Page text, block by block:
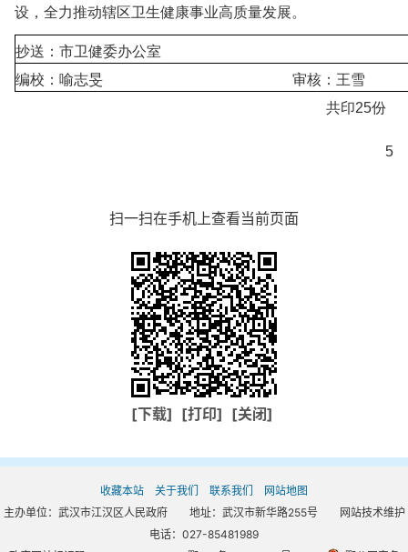
设，全力推动辖区卫生健康事业高质量发展。
抄送：市卫健委办公室
编校：喻志旻 审核：王雪
共印25份
5
扫一扫在手机上查看当前页面
[下载] [打印] [关闭]
收藏本站 关于我们 联系我们
网站地图
主办单位：武汉市江汉区人民政府 地址：武汉市新华路255号 网站技术维护
电话：027-85481989